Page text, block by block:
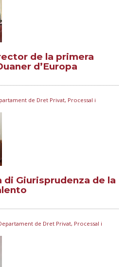
de la primera
d’Europa
de Dret Privat, Processal i
Giurisprudenza de la
de Dret Privat, Processal i